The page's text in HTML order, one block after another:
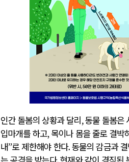
인간 돌봄의 상황과 달리,동물 돌봄은
입마개를 하고, 목이나 몸을 줄로 결박
내”로 제한해야 한다.동물의 감금과